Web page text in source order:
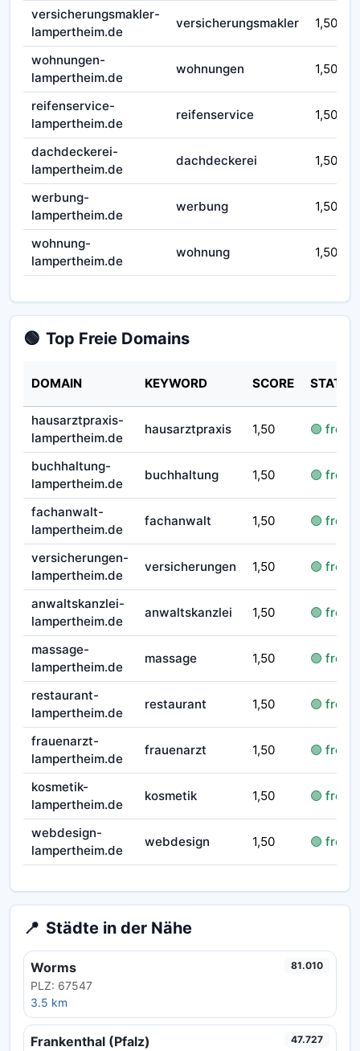
versicherungsmakler-
lampertheim.de
versicherungsmakler 1,50
wohnungen-
lampertheim.de
wohnungen 1,50
reifenservice-
lampertheim.de
reifenservice 1,50
dachdeckerei-
lampertheim.de
dachdeckerei 1,50
werbung-
lampertheim.de
werbung 1,50
wohnung-
lampertheim.de
wohnung 1,50
🟢 Top Freie Domains
DOMAIN KEYWORD SCORE STATUS
hausarztpraxis-
lampertheim.de
hausarztpraxis 1,50 🟢 frei
buchhaltung-
lampertheim.de
buchhaltung 1,50 🟢 frei
fachanwalt-
lampertheim.de
fachanwalt 1,50 🟢 frei
versicherungen-
lampertheim.de
versicherungen 1,50 🟢 frei
anwaltskanzlei-
lampertheim.de
anwaltskanzlei 1,50 🟢 frei
massage-
lampertheim.de
massage 1,50 🟢 frei
restaurant-
lampertheim.de
restaurant 1,50 🟢 frei
frauenarzt-
lampertheim.de
frauenarzt 1,50 🟢 frei
kosmetik-
lampertheim.de
kosmetik 1,50 🟢 frei
webdesign-
lampertheim.de
webdesign 1,50 🟢 frei
📍 Städte in der Nähe
Worms
PLZ: 67547
3.5 km
81.010
Frankenthal (Pfalz) 47.727